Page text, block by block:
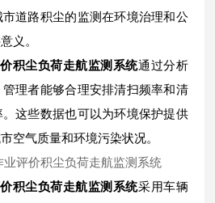
道路积尘的监测在环境治理和公
义。
积尘负荷走航监测系统通过分析
理者能够合理安排清扫频率和清
这些数据也可以为环境保护提供
空气质量和环境污染状况。
积尘负荷走航监测系统采用车辆